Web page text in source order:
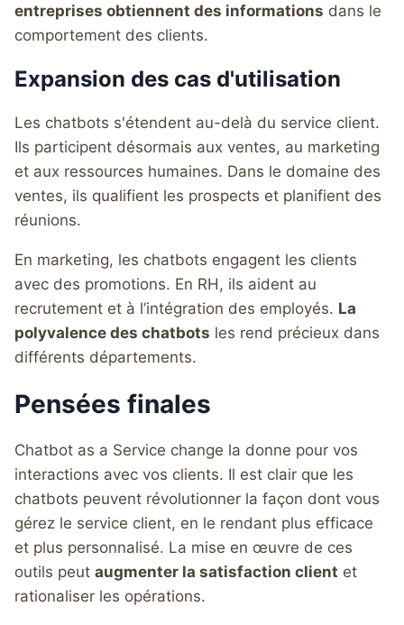
entreprises obtiennent des informations dans le
comportement des clients.
Expansion des cas d'utilisation
Les chatbots s'étendent au-delà du service client.
Ils participent désormais aux ventes, au marketing
et aux ressources humaines. Dans le domaine des
ventes, ils qualifient les prospects et planifient des
réunions.
En marketing, les chatbots engagent les clients
avec des promotions. En RH, ils aident au
recrutement et à l’intégration des employés. La
polyvalence des chatbots les rend précieux dans
différents départements.
Pensées finales
Chatbot as a Service change la donne pour vos
interactions avec vos clients. Il est clair que les
chatbots peuvent révolutionner la façon dont vous
gérez le service client, en le rendant plus efficace
et plus personnalisé. La mise en œuvre de ces
outils peut augmenter la satisfaction client et
rationaliser les opérations.